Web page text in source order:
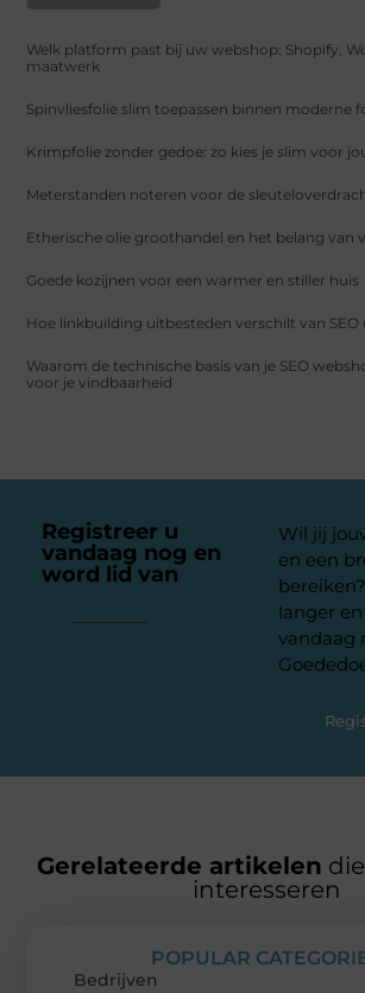
Welk platform past bij uw webshop: Shopify,
maatwerk
Spinvliesfolie slim toepassen binnen moderne
Krimpfolie zonder gedoe: zo kies je slim voor
Meterstanden noteren voor de
Etherische olie groothandel en het belang van
Goede kozijnen voor een warmer en stiller huis
Hoe linkbuilding uitbesteden verschilt van SEO
Waarom de technische basis van je SEO
voor je vindbaarheid
Registreer u
vandaag nog en
word lid van
Wil jij
en een
langer
vandaag
Gerelateerde artikelen
interesseren
POPULAR
Bedrijven